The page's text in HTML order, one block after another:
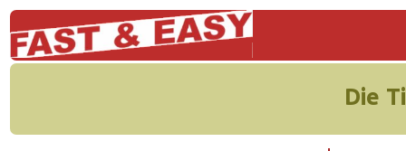
Die